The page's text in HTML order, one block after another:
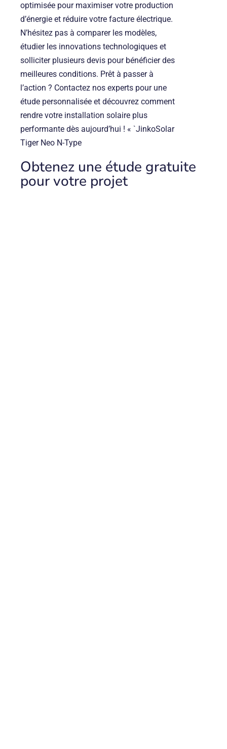
optimisée pour maximiser votre production
d’énergie et réduire votre facture électrique.
N’hésitez pas à comparer les modèles,
étudier les innovations technologiques et
solliciter plusieurs devis pour bénéficier des
meilleures conditions. Prêt à passer à
l’action ? Contactez nos experts pour une
étude personnalisée et découvrez comment
rendre votre installation solaire plus
performante dès aujourd’hui ! « `JinkoSolar
Tiger Neo N-Type
Obtenez une étude gratuite
pour votre projet